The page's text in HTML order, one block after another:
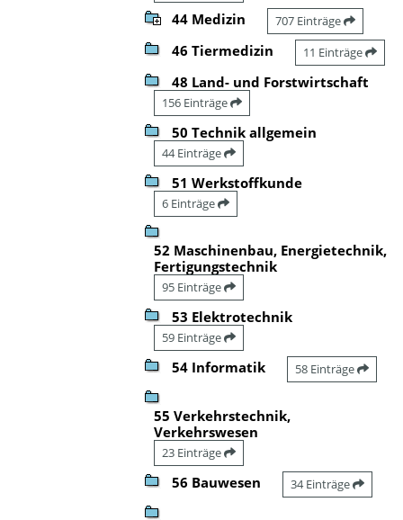
44 Medizin 707 Einträge
46 Tiermedizin 11 Einträge
48 Land- und Forstwirtschaft
156 Einträge
50 Technik allgemein
44 Einträge
51 Werkstoffkunde
6 Einträge
52 Maschinenbau, Energietechnik,
Fertigungstechnik
95 Einträge
53 Elektrotechnik
59 Einträge
54 Informatik 58 Einträge
55 Verkehrstechnik,
Verkehrswesen
23 Einträge
56 Bauwesen 34 Einträge